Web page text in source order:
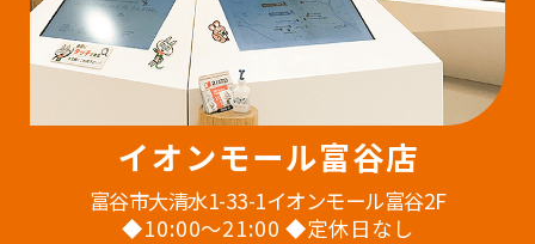
イオンモール富谷店
富谷市大清水1-33-1イオンモール富谷2F
◆10:00〜21:00 ◆定休日なし